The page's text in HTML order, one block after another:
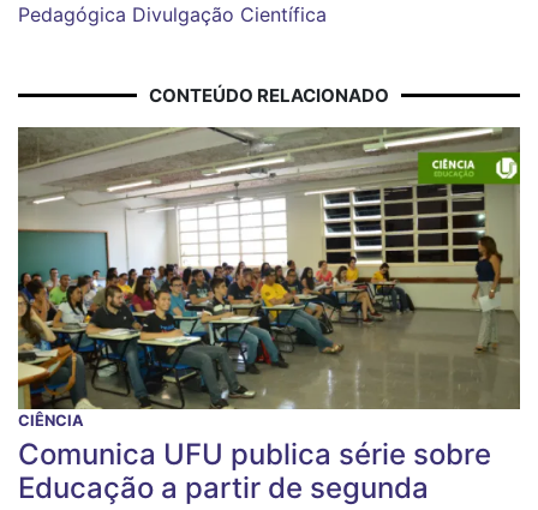
Pedagógica Divulgação Científica
CONTEÚDO RELACIONADO
CIÊNCIA
Comunica UFU publica série sobre
Educação a partir de segunda